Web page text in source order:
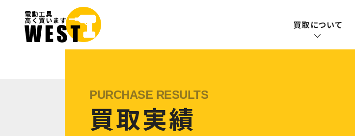
買取について
買取実績